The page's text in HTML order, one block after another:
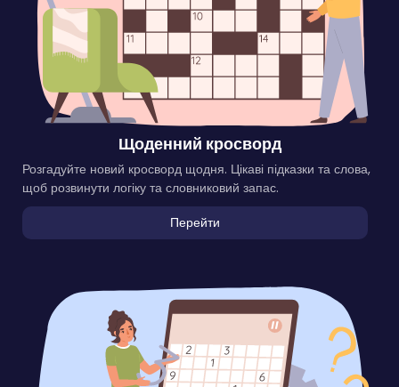
Щоденний кросворд
Розгадуйте новий кросворд щодня. Цікаві підказки та слова,
щоб розвинути логіку та словниковий запас.
Перейти